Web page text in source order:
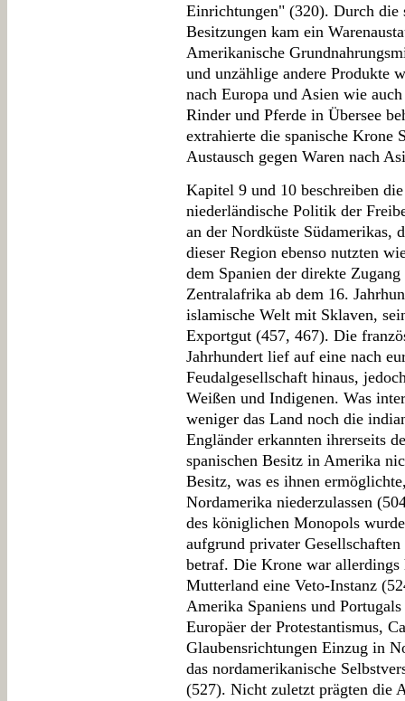
Einrichtungen" (320). Durch die
Besitzungen kam ein
Amerikanische
und unzählige andere Produkte
nach Europa und Asien wie
Rinder und Pferde in Übersee
extrahierte die spanische Krone
Austausch gegen Waren nach
Kapitel 9 und 10 beschreiben
niederländische Politik der
an der Nordküste Südamerikas,
dieser Region ebenso nutzten
dem Spanien der direkte
Zentralafrika ab dem 16.
islamische Welt mit Sklaven,
Exportgut (457, 467). Die
Jahrhundert lief auf eine nach
Feudalgesellschaft hinaus,
Weißen und Indigenen. Was
weniger das Land noch die
Engländer erkannten ihrerseits
spanischen Besitz in Amerika
Besitz, was es ihnen
Nordamerika niederzulassen
des königlichen Monopols
aufgrund privater
betraf. Die Krone war
Mutterland eine Veto-Instanz
Amerika Spaniens und
Europäer der Protestantismus,
Glaubensrichtungen Einzug in
das nordamerikanische
(527). Nicht zuletzt prägten die